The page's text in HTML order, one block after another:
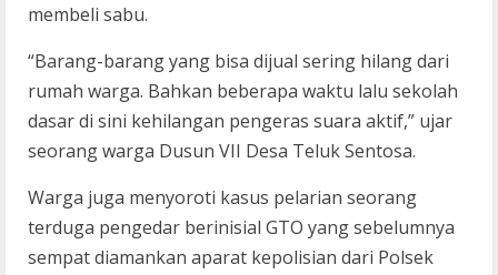
membeli sabu.
“Barang-barang yang bisa dijual sering hilang dari
rumah warga. Bahkan beberapa waktu lalu sekolah
dasar di sini kehilangan pengeras suara aktif,” ujar
seorang warga Dusun VII Desa Teluk Sentosa.
Warga juga menyoroti kasus pelarian seorang
terduga pengedar berinisial GTO yang sebelumnya
sempat diamankan aparat kepolisian dari Polsek